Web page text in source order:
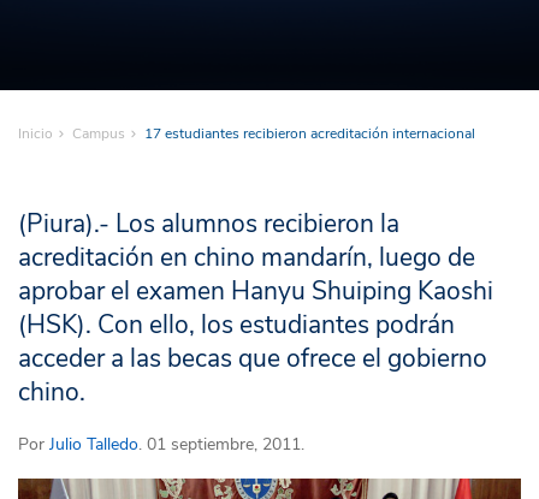
Inicio Campus 17 estudiantes recibieron acreditación internacional
(Piura).- Los alumnos recibieron la
acreditación en chino mandarín, luego de
aprobar el examen Hanyu Shuiping Kaoshi
(HSK). Con ello, los estudiantes podrán
acceder a las becas que ofrece el gobierno
chino.
Por Julio Talledo. 01 septiembre, 2011.